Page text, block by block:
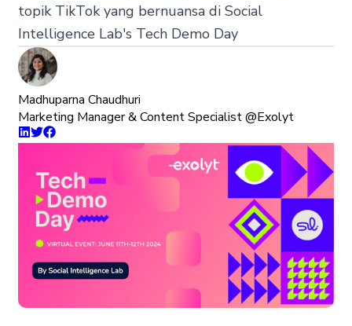
topik TikTok yang bernuansa di Social
Intelligence Lab's Tech Demo Day
Madhuparna Chaudhuri
Marketing Manager & Content Specialist @Exolyt